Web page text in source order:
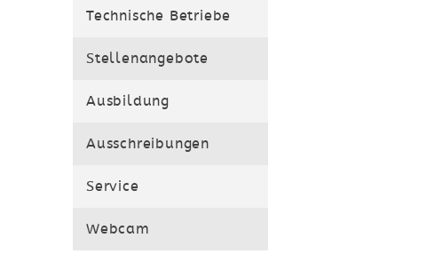
Technische Betriebe
Stellenangebote
Ausbildung
Ausschreibungen
Service
Webcam